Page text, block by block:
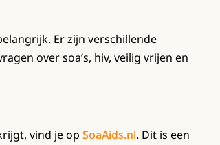
Er zijn verschillende
over soa’s, hiv, veilig vrijen en
vind je op SoaAids.nl. Dit is een